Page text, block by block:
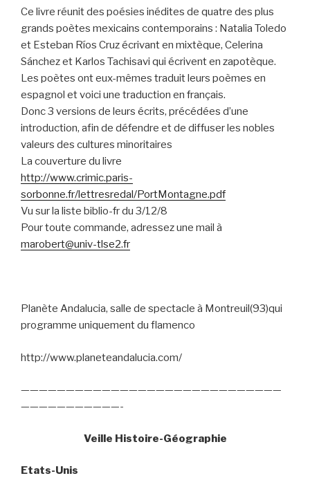
Ce livre réunit des poésies inédites de quatre des plus
grands poètes mexicains contemporains : Natalia Toledo
et Esteban Ríos Cruz écrivant en mixtèque, Celerina
Sánchez et Karlos Tachisavi qui écrivent en zapotèque.
Les poètes ont eux-mêmes traduit leurs poèmes en
espagnol et voici une traduction en français.
Donc 3 versions de leurs écrits, précédées d’une
introduction, afin de défendre et de diffuser les nobles
valeurs des cultures minoritaires
La couverture du livre
http://www.crimic.paris-
sorbonne.fr/lettresredal/PortMontagne.pdf
Vu sur la liste biblio-fr du 3/12/8
Pour toute commande, adressez une mail à
marobert@univ-tlse2.fr
Planète Andalucia, salle de spectacle à Montreuil(93)qui
programme uniquement du flamenco
http://www.planeteandalucia.com/
—————————————————————————————
———————————-
Veille Histoire-Géographie
Etats-Unis